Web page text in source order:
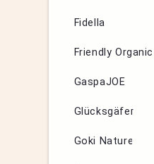
Fidella
Friendly Organic
GaspaJOE
Glücksgäfer
Goki Nature